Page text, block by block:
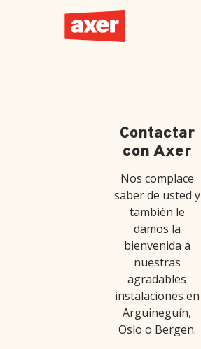
Contactar
con Axer
Nos complace
saber de usted y
también le
damos la
bienvenida a
nuestras
agradables
instalaciones en
Arguineguín,
Oslo o Bergen.